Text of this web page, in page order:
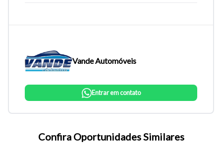
Tamanho do texto
Vande Automóveis
Entrar em contato
Confira Oportunidades Similares